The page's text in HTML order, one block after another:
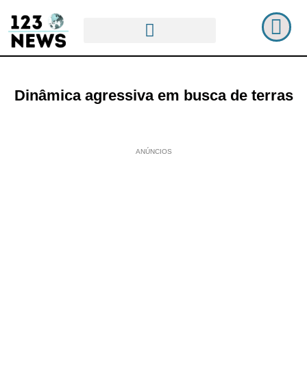
Dinâmica agressiva em busca de terras
ANÚNCIOS